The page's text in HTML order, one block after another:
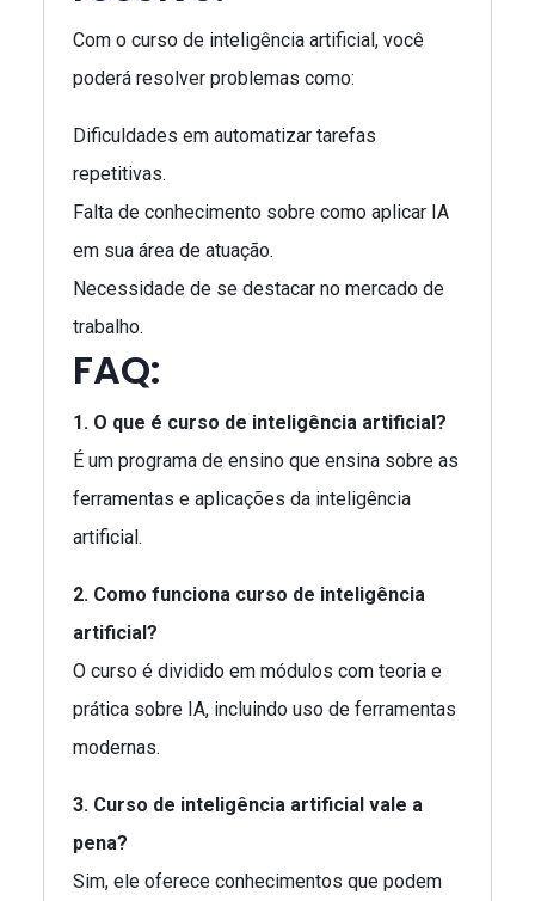
Com o curso de inteligência artificial, você
poderá resolver problemas como:
Dificuldades em automatizar tarefas
repetitivas.
Falta de conhecimento sobre como aplicar IA
em sua área de atuação.
Necessidade de se destacar no mercado de
trabalho.
FAQ:
1. O que é curso de inteligência artificial?
É um programa de ensino que ensina sobre as
ferramentas e aplicações da inteligência
artificial.
2. Como funciona curso de inteligência
artificial?
O curso é dividido em módulos com teoria e
prática sobre IA, incluindo uso de ferramentas
modernas.
3. Curso de inteligência artificial vale a
pena?
Sim, ele oferece conhecimentos que podem